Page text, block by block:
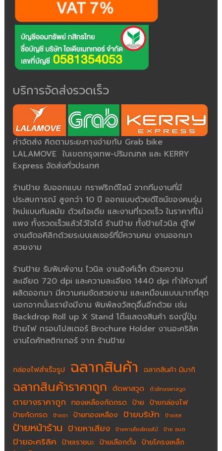
บริการจัดส่งรวดเร็ว
ค่าจัดส่ง คิดตามระยะทางจ่ายกับ Grab bike
LALAMOVE ในเขตกรุงเทพ-ปริมณฑล และ KERRY
Express จัดส่งทั่วประเทศ
ร้านป้าย รับออกแบบ กราฟริกดีไซน์ จากทีมงานที่มี
ประสบการณ์ สูงกว่า 10 ปี ออกแบบด้วยดีไซน์ของคนรุ่น
ใหม่แบบทันสมัย ด้วยไอเดีย และงานที่รวดเร็ว ในราคาที่ไม่
แพง ทั้งรวดเร็วแล้วไว้ใจได้ ร้านป้าย ทั้งป้ายไวนิล ตู้ไฟ
งานตัดอคิลิกด้วยระบบเลเซอร์ที่มีความคม งานออกมา
สวยงาม
ร้านป้าย รับพิมพ์งาน ไวนิล งานอิงค์เจ็ท ด้วยความ
ละเอียด 720 dpi และความละเอียด 1440 dpi ทำให้งานที่
ผลิตออกมา มีความคมชัดสวยงาม และเหมือนแบบมากที่สุด
นอกจากนั้นเรายังมีงาน พิมพ์ลงวัสดุอื่นอีกด้วย เช่น
Backdrop Roll up X Stand โต๊ะแสดงสินค้า ธงญี่ปุ่น
ป้ายไฟ กรอบโปสเตอร์ Brochure Holder งานอะคริลิค
งานไดคัทสติกเกอร์ จาก ร้านป้าย
กล่องไฟสำเร็จรูป ฉลากสินค้า ฉลากสินค้า มิมากิ
ฉลากสินค้าราคาถูก ตัดพาสวูด ตัวอักษรพาสวูด
ตายางราคาถูก ทองเหลืองกัดกรด ป้าย ป้ายกล่องไฟ
ป้ายกัดกรด
ป้ายชา ป้ายทองเหลือง ป้ายบริษัท ป้ายสส
ป้ายหน้าร้าน ป้ายหาเสียง ป้ายหาเสียงโครงไม้ ป้าย อบต
ป้ายอะคริลิค ป้ายเราชนะ ป้ายเลือกตั้ง ป้ายโครงเหล็ก